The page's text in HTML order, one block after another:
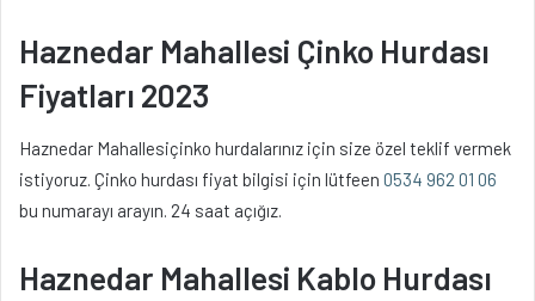
Haznedar Mahallesi Çinko Hurdası
Fiyatları 2023
Haznedar Mahallesiçinko hurdalarınız için size özel teklif vermek
istiyoruz. Çinko hurdası fiyat bilgisi için lütfeen 0534 962 01 06
bu numarayı arayın. 24 saat açığız.
Haznedar Mahallesi Kablo Hurdası